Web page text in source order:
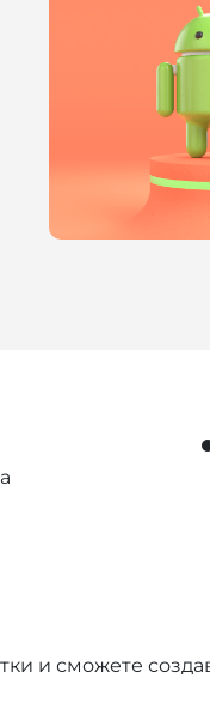
и сможете